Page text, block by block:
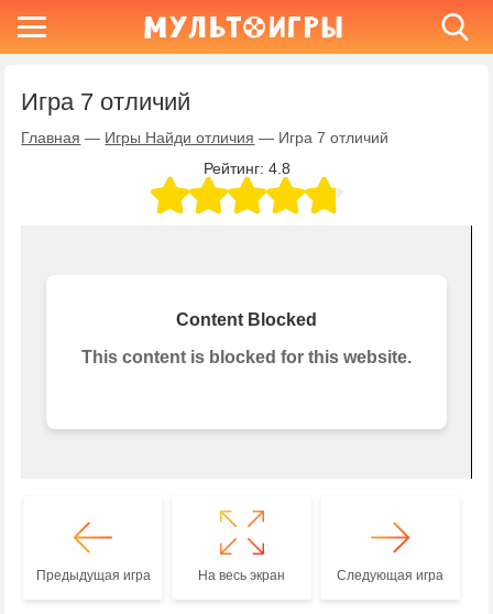
Игра 7 отличий
Главная — Игры Найди отличия — Игра 7 отличий
Рейтинг: 4.8
Предыдущая игра На весь экран Следующая игра